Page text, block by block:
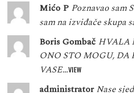
Mićo P Poznavao sam
sam na izviđače skupa
Boris Gombač HVALA
ONO STO MOGU, DA
VASE…VIEW
administrator Nase